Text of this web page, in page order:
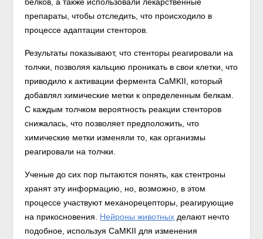
препараты, чтобы отследить, что происходило в
процессе адаптации стенторов.
Результаты показывают, что стенторы реагировали на
толчки, позволяя кальцию проникать в свои клетки, что
приводило к активации фермента CaMKII, который
добавлял химические метки к определенным белкам.
С каждым толчком вероятность реакции стенторов
снижалась, что позволяет предположить, что
химические метки изменяли то, как организмы
реагировали на толчки.
Ученые до сих пор пытаются понять, как стентроны
хранят эту информацию, но, возможно, в этом
процессе участвуют механорецепторы, реагирующие
на прикосновения. Нейроны животных делают нечто
подобное, используя CaMKII для изменения